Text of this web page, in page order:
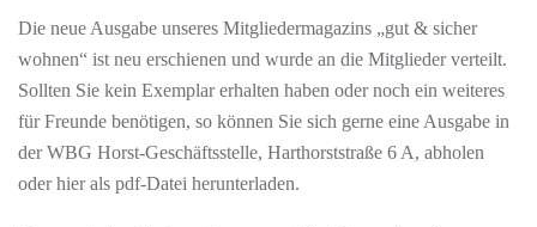
Die neue Ausgabe unseres Mitgliedermagazins „gut & sicher
wohnen“ ist neu erschienen und wurde an die Mitglieder verteilt.
Sollten Sie kein Exemplar erhalten haben oder noch ein weiteres
für Freunde benötigen, so können Sie sich gerne eine Ausgabe in
der WBG Horst-Geschäftsstelle, Harthorststraße 6 A, abholen
oder hier als pdf-Datei herunterladen.